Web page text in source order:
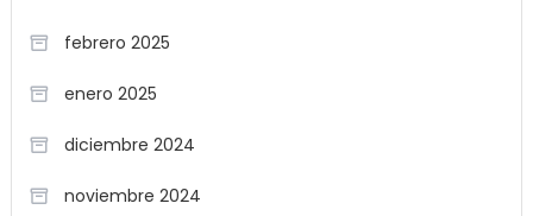
febrero 2025
enero 2025
diciembre 2024
noviembre 2024